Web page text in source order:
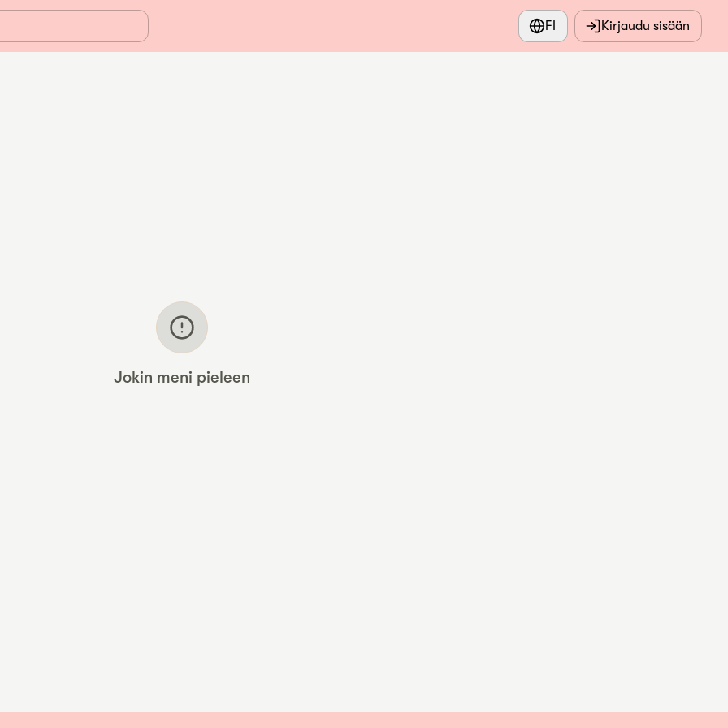
FI Kirjaudu sisään
Jokin meni pieleen